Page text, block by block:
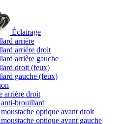
Éclairage
arrière
arrière droit
arrière gauche
droit (feux)
gauche (feux)
arrière droit
brouillard
optique avant droit
optique avant gauche